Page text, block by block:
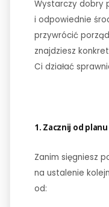
Wystarczy dobry
i odpowiednie
przywrócić
znajdziesz
Ci działać
1. Zacznij od planu
Zanim sięgniesz
na ustalenie
od: